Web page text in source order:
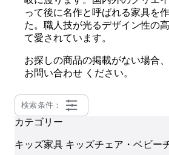
って後に名作と呼ばれる家具を
た。職人技が光るデザイン性の
て愛されています。
お探しの商品の掲載がない場合
お問い合わせ ください。
検索条件：
カテゴリー
キッズ家具 キッズチェア・ベビー